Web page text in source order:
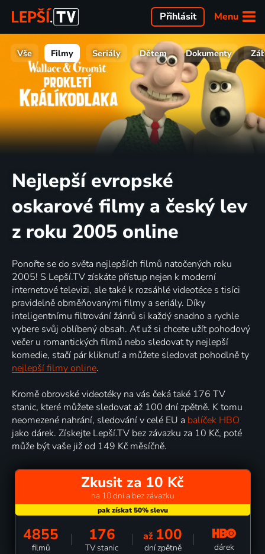
Menu
Přihlásit
Vše Filmy Seriály Dětem Dokumenty
Nejlepší evropské
oskarové filmy a český lev
z roku 2005 online
Ponořte se do světa nejlepších filmů natočených roku
2005! S Lepší.TV získáte přístup nejen k moderní
internetové televizi, ale také k rozsáhlé videotéce s tisíci
pravidelně obměňovanými filmy a seriály. Díky
inteligentnímu filtrování žánrů si každý snadno a rychle
vybere svůj oblíbený obsah. Ať už si chcete užít pohodový
večer u romantických filmů nebo sledovat ty nejlepší
komedie, stačí pár kliknutí a můžete sledovat pohodlně ty
nejlepší filmy online.
Kromě obrovské videotéky na vás čeká také 176 TV
stanic, které můžete sledovat až 100 dní zpětně. K tomu
neomezené nahrání, sledování v celé EU a balíček HBO
jako dárek. Získejte Lepší.TV bez závazku za 10 Kč, poté
může být vaše již od 149 Kč měsíčně.
Zkusit za 10 Kč
na 10 dní a bez závazku
4855
filmů
176
TV stanic
až 100
dní zpětně dárek